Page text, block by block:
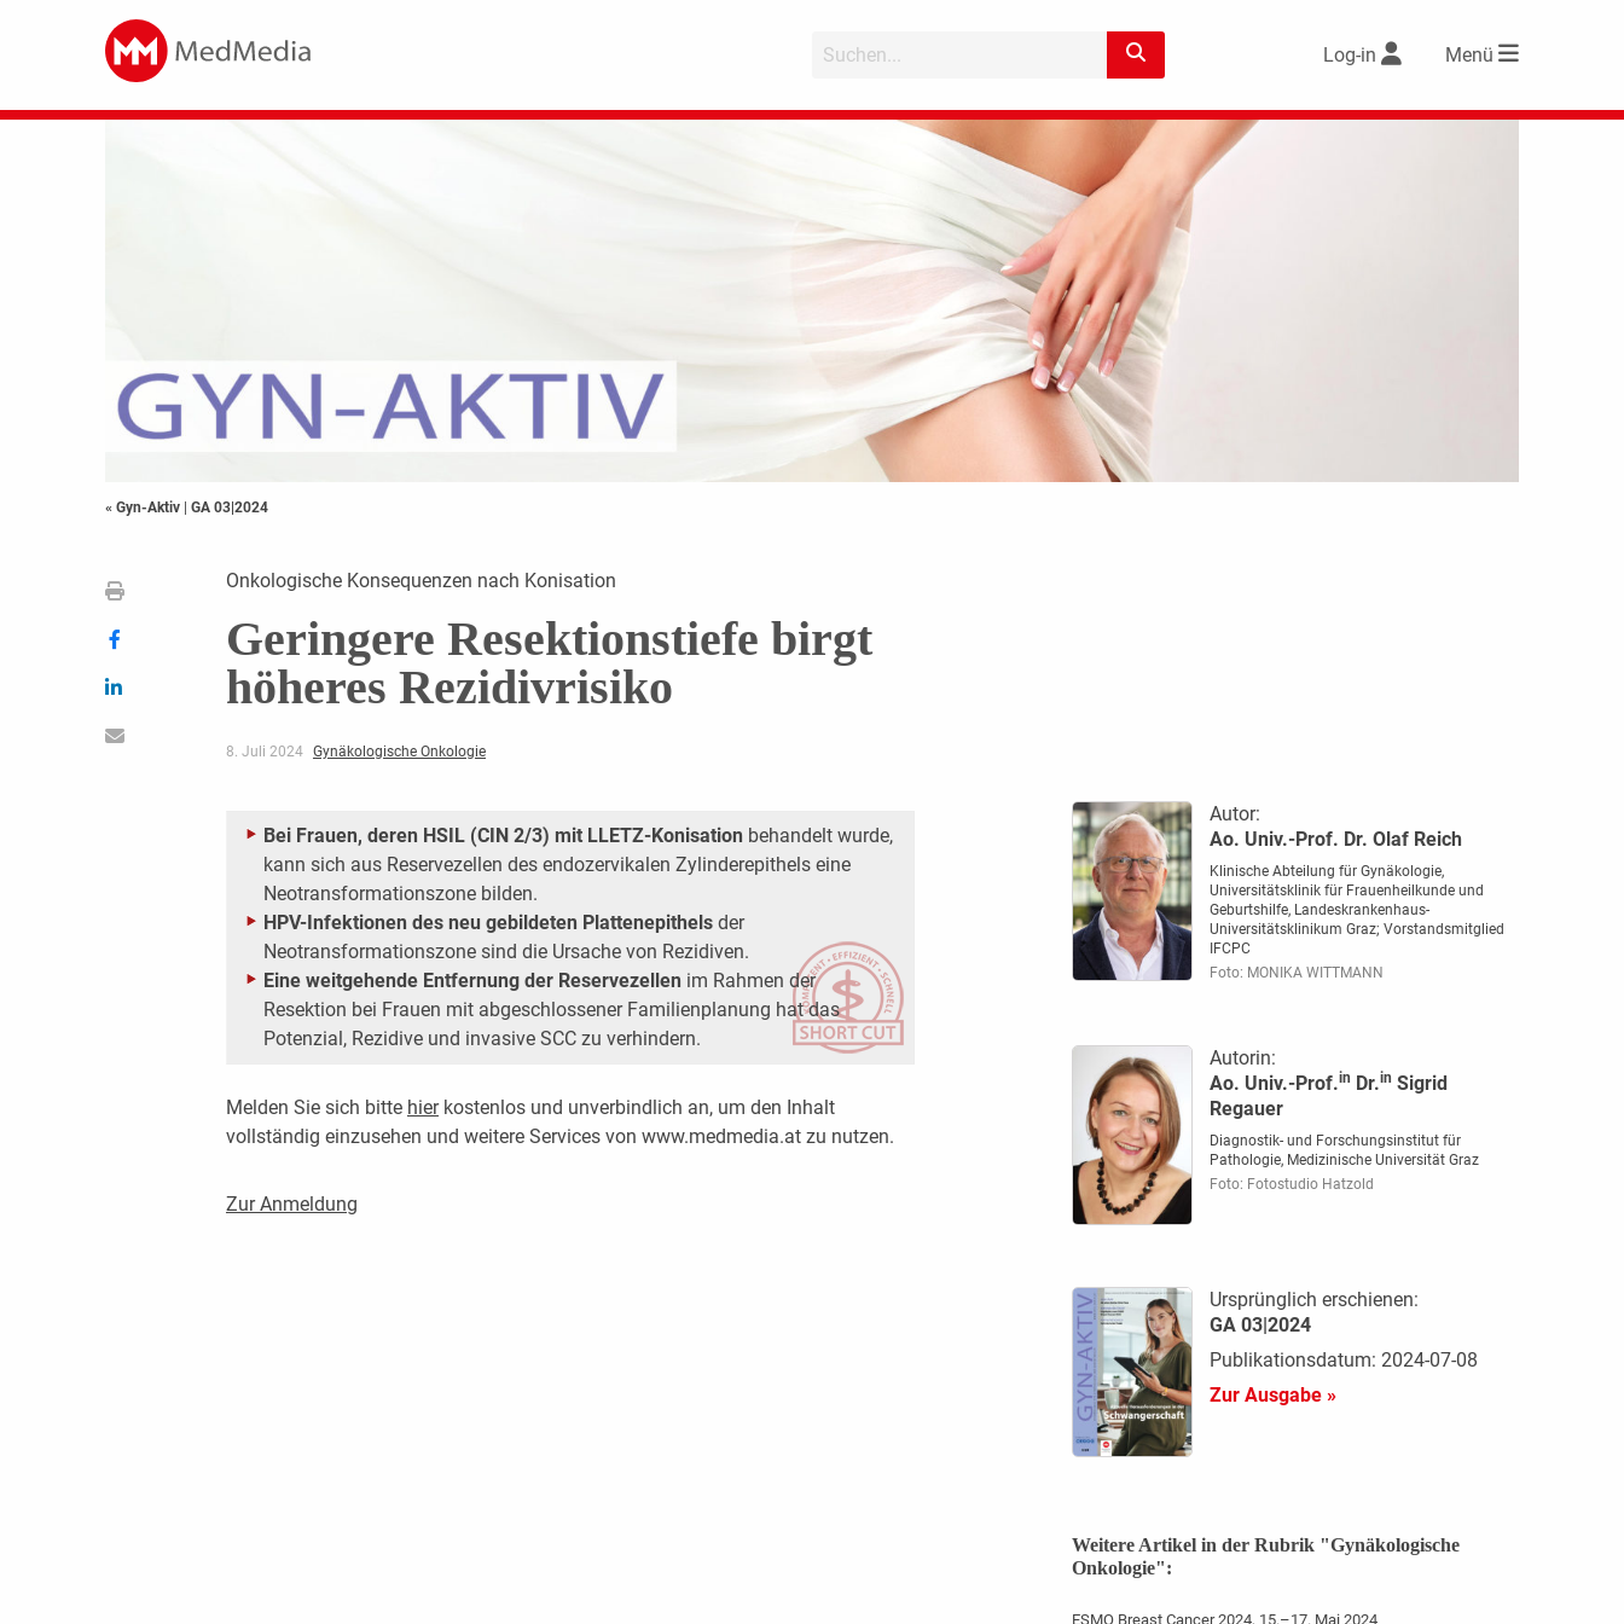
Log-in Menü
« Gyn-Aktiv | GA 03|2024
Onkologische Konsequenzen nach Konisation
Geringere Resektionstiefe birgt
höheres Rezidivrisiko
8. Juli 2024 Gynäkologische Onkologie
Bei Frauen, deren HSIL (CIN 2/3) mit LLETZ-Konisation behandelt wurde,
kann sich aus Reservezellen des endozervikalen Zylinderepithels eine
Neotransformationszone bilden.
HPV-Infektionen des neu gebildeten Plattenepithels der
Neotransformationszone sind die Ursache von Rezidiven.
Eine weitgehende Entfernung der Reservezellen im Rahmen der
Resektion bei Frauen mit abgeschlossener Familienplanung hat das
Potenzial, Rezidive und invasive SCC zu verhindern.
Melden Sie sich bitte hierkostenlos und unverbindlich an, um den Inhalt
vollständig einzusehen und weitere Services von www.medmedia.at zu nutzen.
Zur Anmeldung
Autor:
Ao. Univ.-Prof. Dr. Olaf Reich
Klinische Abteilung für Gynäkologie,
Universitätsklinik für Frauenheilkunde und
Geburtshilfe, Landeskrankenhaus-
Universitätsklinikum Graz; Vorstandsmitglied
IFCPC
Foto: MONIKA WITTMANN
Autorin:
Ao. Univ.-Prof.in Dr.in Sigrid
Regauer
Diagnostik- und Forschungsinstitut für
Pathologie, Medizinische Universität Graz
Foto: Fotostudio Hatzold
Ursprünglich erschienen:
GA 03|2024
Publikationsdatum: 2024-07-08
Zur Ausgabe »
Weitere Artikel in der Rubrik "Gynäkologische
Onkologie":
ESMO Breast Cancer 2024, 15.–17. Mai 2024